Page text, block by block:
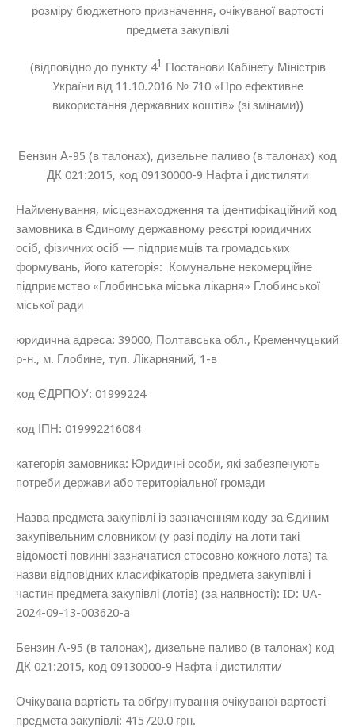
розміру бюджетного призначення, очікуваної вартості
предмета закупівлі
(відповідно до пункту 41 Постанови Кабінету Міністрів
України від 11.10.2016 № 710 «Про ефективне
використання державних коштів» (зі змінами))
Бензин А-95 (в талонах), дизельне паливо (в талонах) код
ДК 021:2015, код 09130000-9 Нафта і дистиляти
Найменування, місцезнаходження та ідентифікаційний код
замовника в Єдиному державному реєстрі юридичних
осіб, фізичних осіб — підприємців та громадських
формувань, його категорія: Комунальне некомерційне
підприємство «Глобинська міська лікарня» Глобинської
міської ради
юридична адреса: 39000, Полтавська обл., Кременчуцький
р-н., м. Глобине, туп. Лікарняний, 1-в
код ЄДРПОУ: 01999224
код ІПН: 019992216084
категорія замовника: Юридичні особи, які забезпечують
потреби держави або територіальної громади
Назва предмета закупівлі із зазначенням коду за Єдиним
закупівельним словником (у разі поділу на лоти такі
відомості повинні зазначатися стосовно кожного лота) та
назви відповідних класифікаторів предмета закупівлі і
частин предмета закупівлі (лотів) (за наявності): ID: UA-
2024-09-13-003620-a
Бензин А-95 (в талонах), дизельне паливо (в талонах) код
ДК 021:2015, код 09130000-9 Нафта і дистиляти/
Очікувана вартість та обґрунтування очікуваної вартості
предмета закупівлі: 415720.0 грн.